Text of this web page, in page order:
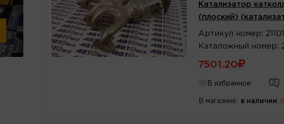
Катализатор
(плоский)
Артикул номер :
Каталожный номер :
7501.20
В избранное
В магазине: в наличии